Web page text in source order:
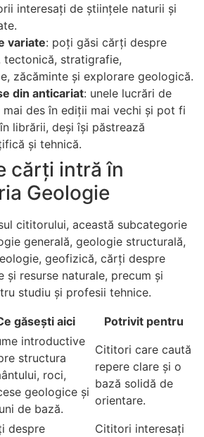
interesați de științele naturii și
variate: poți găsi cărți despre
tectonică, stratigrafie,
zăcăminte și explorare geologică.
din anticariat: unele lucrări de
des în ediții mai vechi și pot fi
librării, deși își păstrează
și tehnică.
cărți intră în
Geologie
cititorului, această subcategorie
generală, geologie structurală,
geofizică, cărți despre
și resurse naturale, precum și
studiu și profesii tehnice.
găsești aici Potrivit pentru
introductive
structura
roci,
geologice și
de bază.
Cititori care caută
repere clare și o
bază solidă de
orientare.
despre
Cititori interesați